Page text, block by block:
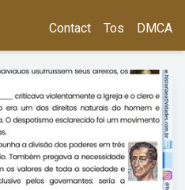
Contact Tos DMCA